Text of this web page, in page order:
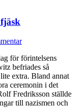
för förintelsens
befriades så
extra. Bland annat
ceremonin i det
Fredriksson ställde
till nazismen och